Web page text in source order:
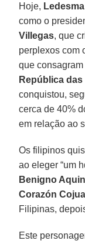
Hoje, Ledesma
como o
Villegas, que
perplexos com
que consagram
República
conquistou,
cerca de 40%
em relação ao
Os filipinos
ao eleger “um
Benigno
Corazón
Filipinas,
Este